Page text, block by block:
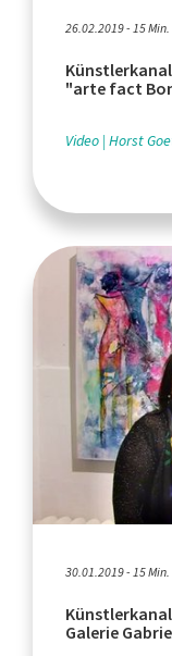
26.02.2019 - 15 Min.
"arte fact
Video Horst
30.01.2019 - 15 Min.
Galerie